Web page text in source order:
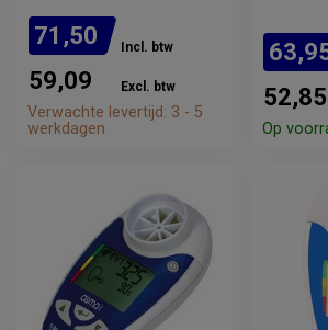
71,50 Incl. btw
59,09 Excl. btw
Verwachte levertijd: 3 - 5
werkdagen
52,85
Op